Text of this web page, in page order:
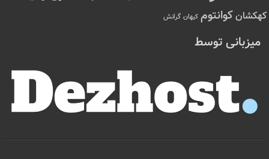
کهکشانکوانتوم کیهان گرانش
میزبانی توسط